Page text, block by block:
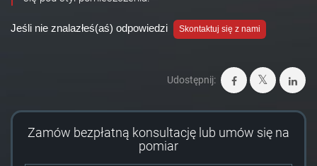
Jeśli nie znalazłeś(aś) odpowiedzi Skontaktuj się z nami
Udostępnij:
Zamów bezpłatną konsultację lub umów się na
pomiar